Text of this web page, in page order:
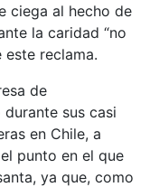
ciega al hecho de
la caridad “no
este reclama.
de
sus casi
en Chile, a
punto en el que
ya que, como